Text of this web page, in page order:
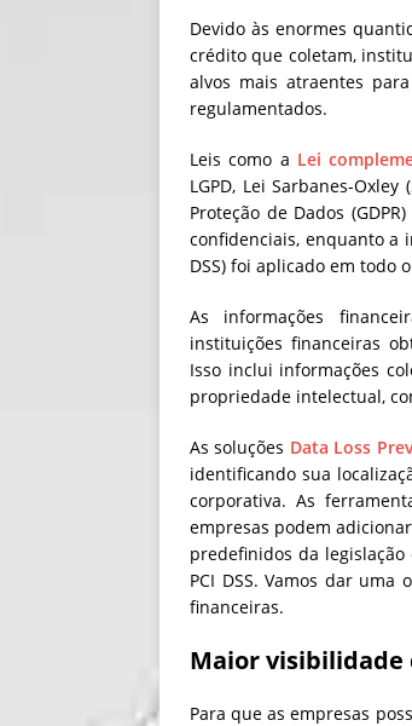
Devido às enormes
crédito que coletam,
alvos mais atraentes
regulamentados.
Leis como a Lei
LGPD, Lei Sarbanes-
Proteção de Dados
confidenciais, enquanto a
DSS) foi aplicado em todo
As informações
instituições financeiras
Isso inclui informações
propriedade intelectual,
As soluções Data Loss
identificando sua
corporativa. As
empresas podem
predefinidos da legislação
PCI DSS. Vamos dar
financeiras.
Maior visibilidade
Para que as empresas